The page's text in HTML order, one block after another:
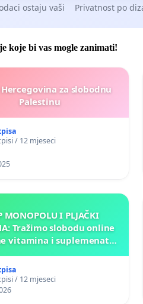
ostaju vaši Privatnost po
koje bi vas mogle zanimati!
za slobodnu
Palestinu
/ 12 mjeseci
MONOPOLU I PLJAČKI
Tražimo slobodu online
vitamina i suplemenata
/ 12 mjeseci